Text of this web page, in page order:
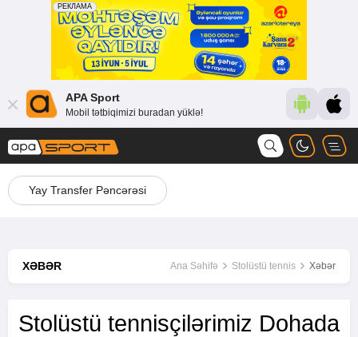
APA Sport
Mobil tətbiqimizi buradan yüklə!
Yay Transfer Pəncərəsi
XƏBƏR Ana Səhifə Stolüstü tennis Xəbər
Stolüstü tennisçilərimiz Dohada